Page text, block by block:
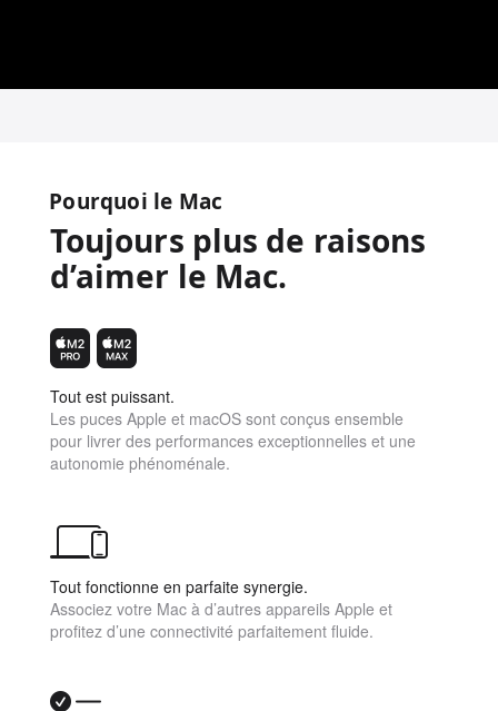
Pourquoi le Mac
Toujours plus de raisons
d’aimer le Mac.
Tout est puissant.
Les puces Apple et macOS sont conçus ensemble
pour livrer des performances excep­tionnelles et une
autonomie phénoménale.
Tout fonctionne en parfaite synergie.
Associez votre Mac à d’autres appareils Apple et
profitez d’une connectivité parfaitement fluide.